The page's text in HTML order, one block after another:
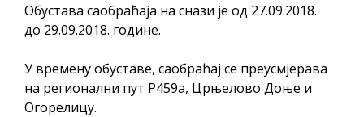
Обустава саобраћаја на снази је од 27.09.2018.
до 29.09.2018. године.
У времену обуставе, саобраћај се преусмјерава
на регионални пут Р459а, Црњелово Доње и
Огорелицу.